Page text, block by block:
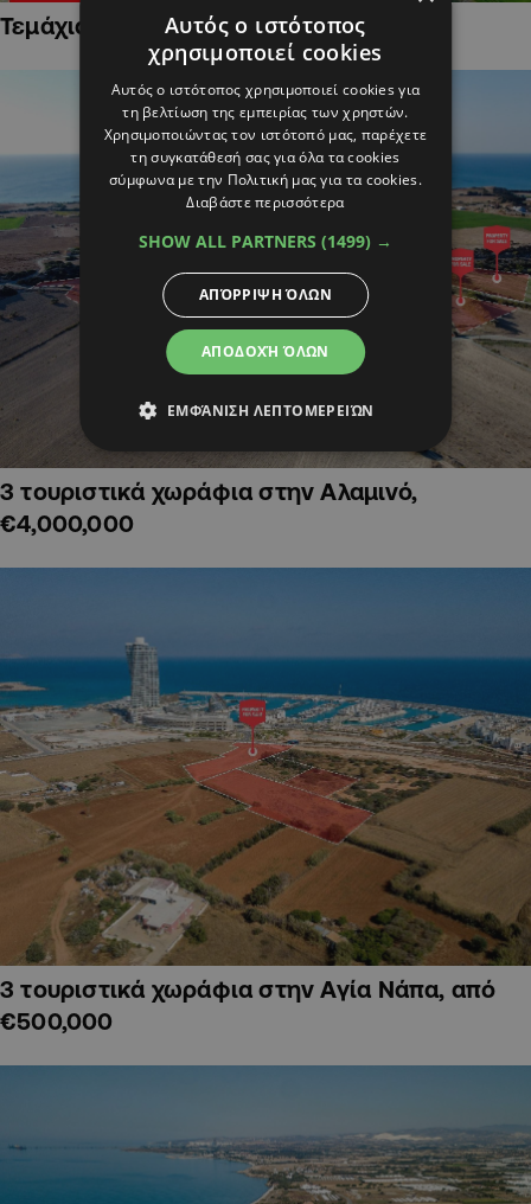
Τεμάχια Γης σε Οικιστικές Περιοχές
3 τουριστικά χωράφια στην Αλαμινό,
€4,000,000
3 τουριστικά χωράφια στην Αγία Νάπα, από
€500,000
Αυτός ο ιστότοπος
χρησιμοποιεί cookies
Αυτός ο ιστότοπος χρησιμοποιεί cookies για
τη βελτίωση της εμπειρίας των χρηστών.
Χρησιμοποιώντας τον ιστότοπό μας, παρέχετε
τη συγκατάθεσή σας για όλα τα cookies
σύμφωνα με την Πολιτική μας για τα cookies.
Διαβάστε περισσότερα
SHOW ALL PARTNERS (1499) →
ΑΠΟΔΟΧΉ ΌΛΩΝ
ΑΠΌΡΡΙΨΗ ΌΛΩΝ
ΕΜΦΆΝΙΣΗ ΛΕΠΤΟΜΕΡΕΙΏΝ